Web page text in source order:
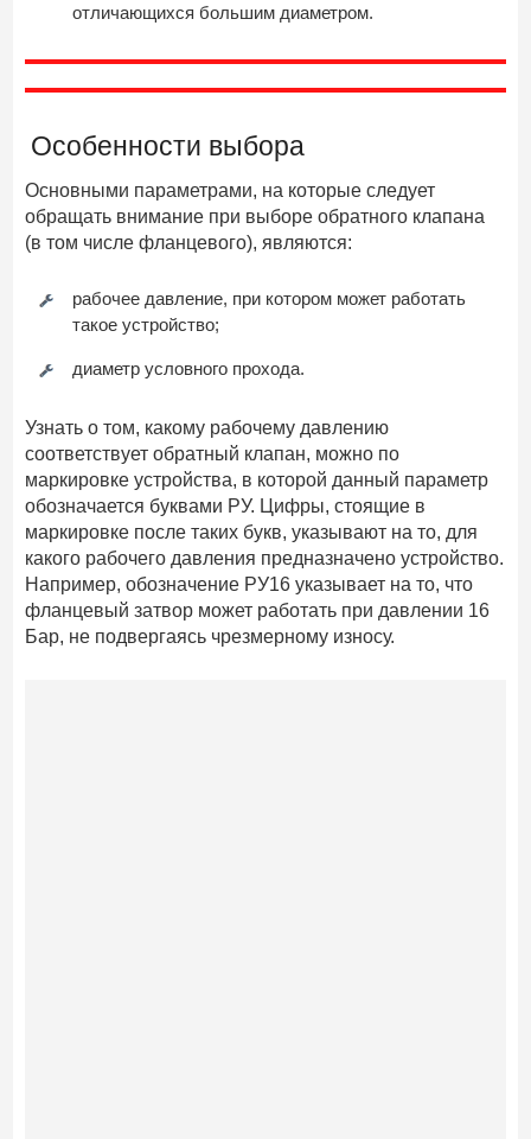
отличающихся большим диаметром.
Особенности выбора
Основными параметрами, на которые следует
обращать внимание при выборе обратного клапана
(в том числе фланцевого), являются:
рабочее давление, при котором может работать
такое устройство;
диаметр условного прохода.
Узнать о том, какому рабочему давлению
соответствует обратный клапан, можно по
маркировке устройства, в которой данный параметр
обозначается буквами РУ. Цифры, стоящие в
маркировке после таких букв, указывают на то, для
какого рабочего давления предназначено устройство.
Например, обозначение РУ16 указывает на то, что
фланцевый затвор может работать при давлении 16
Бар, не подвергаясь чрезмерному износу.